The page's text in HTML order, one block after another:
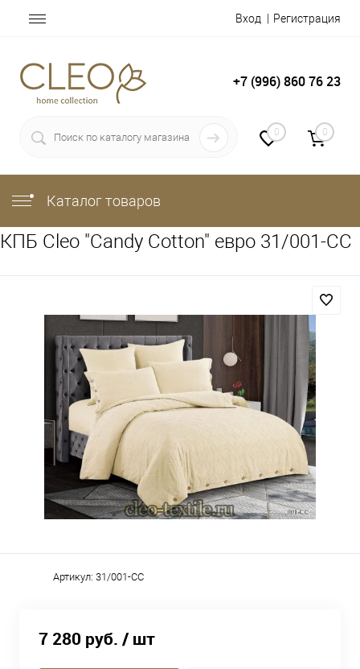
Вход Регистрация
+7 (996) 860 76 23
0 0
Каталог товаров
КПБ Cleo "Candy Cotton" евро 31/001-CC
Артикул: 31/001-CC
7 280 руб. / шт